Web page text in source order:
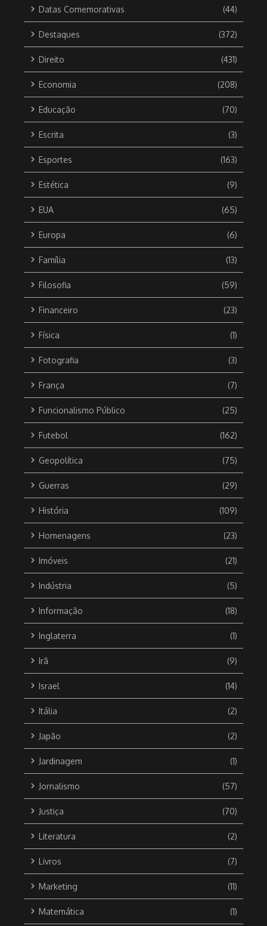
Datas Comemorativas (44)
Destaques (372)
Direito (431)
Economia (208)
Educação (70)
Escrita (3)
Esportes (163)
Estética (9)
EUA (65)
Europa (6)
Família (13)
Filosofia (59)
Financeiro (23)
Física (1)
Fotografia (3)
França (7)
Funcionalismo Público (25)
Futebol (162)
Geopolítica (75)
Guerras (29)
História (109)
Homenagens (23)
Imóveis (21)
Indústria (5)
Informação (18)
Inglaterra (1)
Irã (9)
Israel (14)
Itália (2)
Japão (2)
Jardinagem (1)
Jornalismo (57)
Justiça (70)
Literatura (2)
Livros (7)
Marketing (11)
Matemática (1)